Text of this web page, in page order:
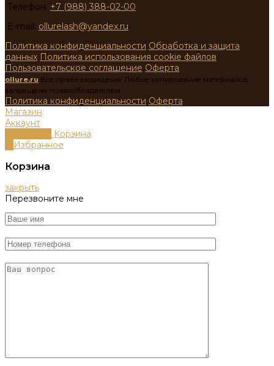
Телефон: +7 (988) 388-02-00
E-mail: ollurelash@yandex.ru
Политика конфиденциальности Обработка и защита
данных Политика использования cookie файлов
Пользовательское соглашение Оферта
ollure.ru Все права защищены. Любое копирование материалов
запрещено правообладателем.
Политика конфиденциальности Оферта
Магазин
Аккаунт
Корзина
Избранное
Корзина
закрыть
Перезвоните мне